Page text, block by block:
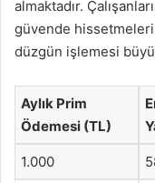
almaktadır.
güvende
düzgün işlemesi
Aylık Prim
Ödemesi (TL)
1.000